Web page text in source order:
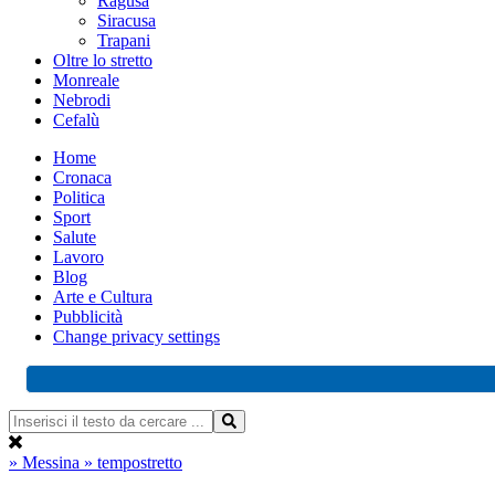
Siracusa
Trapani
Oltre lo stretto
Monreale
Nebrodi
Cefalù
Home
Cronaca
Politica
Sport
Salute
Lavoro
Blog
Arte e Cultura
Pubblicità
Change privacy settings
» Messina » tempostretto